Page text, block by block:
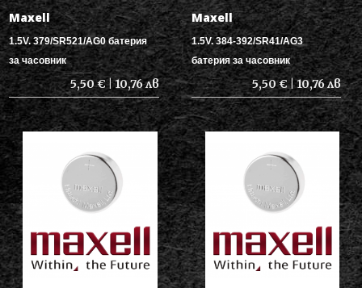
Maxell
1.5V. 379/SR521/AG0 батерия
за часовник
5,50 € | 10,76 лв
Maxell
1.5V. 384-392/SR41/AG3
батерия за часовник
5,50 € | 10,76 лв